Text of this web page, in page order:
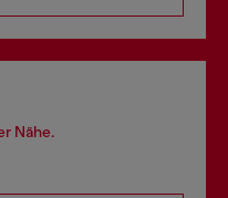
Nähe.